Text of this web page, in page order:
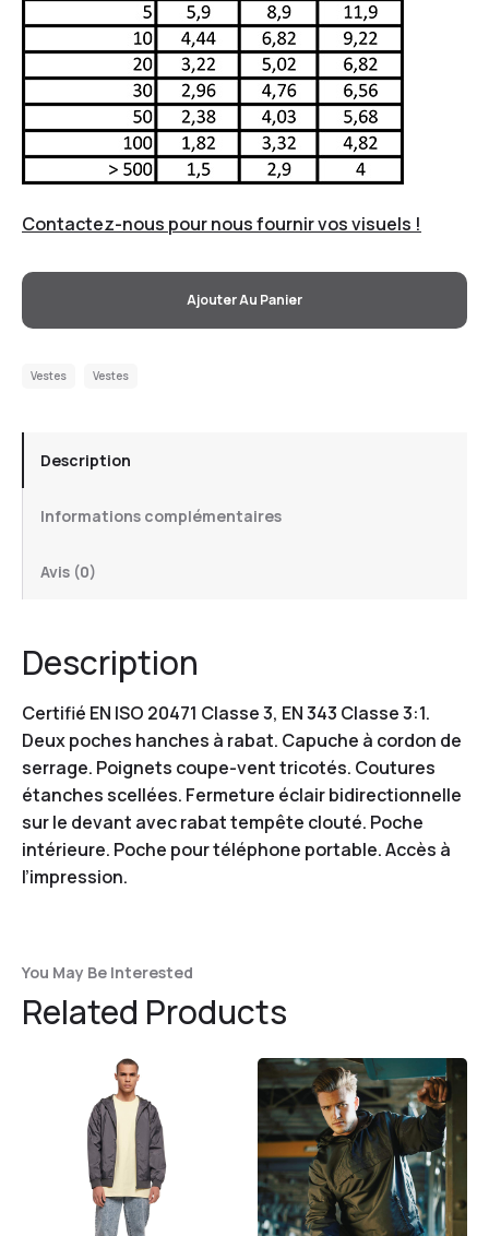
Contactez-nous pour nous fournir vos visuels !
Ajouter Au Panier
Vestes Vestes
Description
Informations complémentaires
Avis (0)
Description
Certifié EN ISO 20471 Classe 3, EN 343 Classe 3:1.
Deux poches hanches à rabat. Capuche à cordon de
serrage. Poignets coupe-vent tricotés. Coutures
étanches scellées. Fermeture éclair bidirectionnelle
sur le devant avec rabat tempête clouté. Poche
intérieure. Poche pour téléphone portable. Accès à
l’impression.
You May Be Interested
Related Products